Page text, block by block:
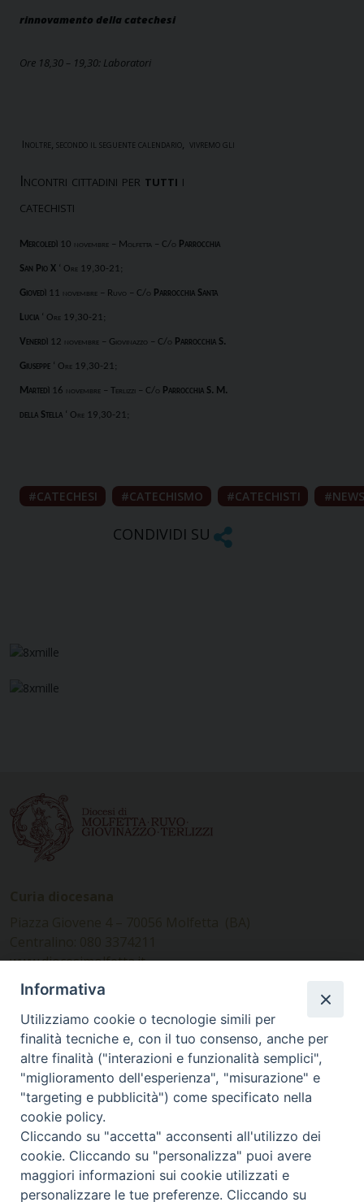
rinnovamento della catechesi
Ore 18,30 – 19,30: Laboratori
Inoltre, secondo il seguente calendario, vivremo gli
Incontri cittadini per tutti i
catechisti
Mercoledì 10 novembre – Molfetta – C/o Parrocchia
San Pio X ‘ Ore 19,30-21;
Giovedì 11 novembre – Ruvo – C/o Parrocchia Santa
Lucia ‘ Ore 19,30-21;
Venerdì 12 novembre – Giovinazzo – C/o Parrocchia S.
Giuseppe ‘ Ore 19,30-21;
Martedì 16 novembre – Terlizzi – C/o Parrocchia S. M.
della Stella ‘ Ore 19,30-21;
CATECHESI CATECHISMO CATECHISTI NEWS
CONDIVIDI SU
www.diocesimolfetta.it –
diocesimolfetta@pec.chiesacattolica.it
Ufficio Comunicazioni sociali
Piazza Giovene 4 – 70056 Molfetta (BA)
comunicazionisociali@diocesimolfetta.it
SEGUICI SU
Facebook
Instagram
X YouTube
Feed
Informativa
Utilizziamo cookie o tecnologie simili per
finalità tecniche e, con il tuo consenso, anche per
altre finalità ("interazioni e funzionalità semplici",
"miglioramento dell'esperienza", "misurazione" e
"targeting e pubblicità") come specificato nella
cookie policy.
Cliccando su "accetta" acconsenti all'utilizzo dei
cookie. Cliccando su "personalizza" puoi avere
maggiori informazioni sui cookie utilizzati e
personalizzare le tue preferenze. Cliccando su